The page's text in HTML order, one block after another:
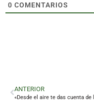
0 COMENTARIOS
ANTERIOR